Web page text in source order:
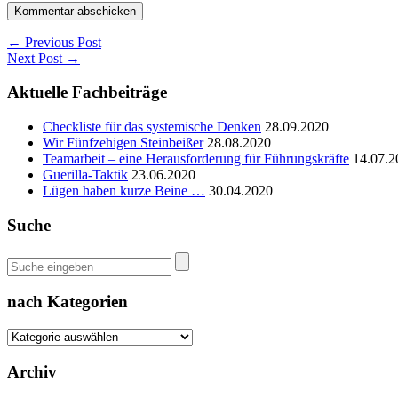
← Previous Post
Next Post →
Aktuelle Fachbeiträge
Checkliste für das systemische Denken 28.09.2020
Wir Fünfzehigen Steinbeißer 28.08.2020
Teamarbeit – eine Herausforderung für Führungskräfte
Guerilla-Taktik 23.06.2020
Lügen haben kurze Beine … 30.04.2020
Suche
nach Kategorien
nach
Archiv